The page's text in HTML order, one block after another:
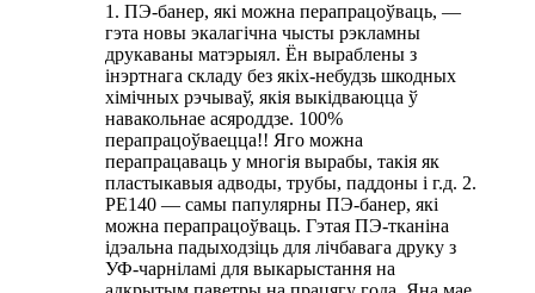
1. ПЭ-банер, які можна перапрацоўваць, —
гэта новы экалагічна чысты рэкламны
друкаваны матэрыял. Ён выраблены з
інэртнага складу без якіх-небудзь шкодных
хімічных рэчываў, якія выкідваюцца ў
навакольнае асяроддзе. 100%
перапрацоўваецца!! Яго можна
перапрацаваць у многія вырабы, такія як
пластыкавыя адводы, трубы, паддоны і г.д. 2.
PE140 — самы папулярны ПЭ-банер, які
можна перапрацоўваць. Гэтая ПЭ-тканіна
ідэальна падыходзіць для лічбавага друку з
УФ-чарніламі для выкарыстання на